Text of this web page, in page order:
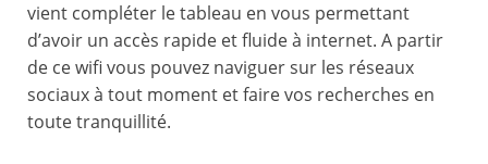
vient compléter le tableau en vous permettant
d’avoir un accès rapide et fluide à internet. A partir
de ce wifi vous pouvez naviguer sur les réseaux
sociaux à tout moment et faire vos recherches en
toute tranquillité.